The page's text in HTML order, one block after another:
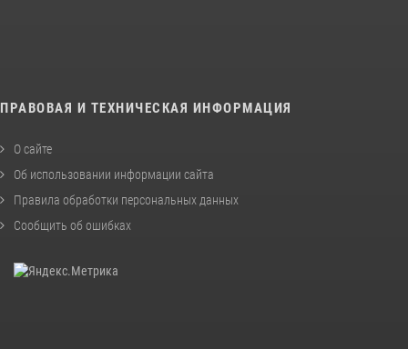
ПРАВОВАЯ И ТЕХНИЧЕСКАЯ ИНФОРМАЦИЯ
О сайте
Об использовании информации сайта
Правила обработки персональных данных
Сообщить об ошибках